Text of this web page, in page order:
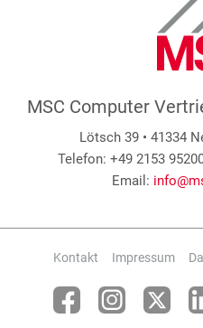
MSC Computer
Lötsch 39 • 41334
Telefon: +49 2153
Email:
Kontakt Impressum